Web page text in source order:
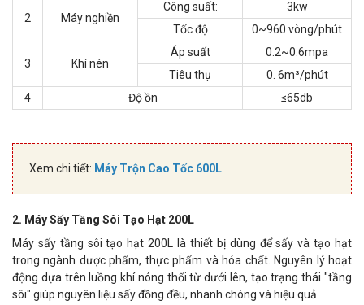
2 Máy nghiền
Công suất:
3kw
Tốc độ
0~960 vòng/phút
3 Khí nén
Áp suất
0.2~0.6mpa
Tiêu thụ
0. 6m³/phút
4
Độ ồn ≤65db
Xem chi tiết: Máy Trộn Cao Tốc 600L
2. Máy Sấy Tầng Sôi Tạo Hạt 200L
Máy sấy tầng sôi tạo hạt 200L là thiết bị dùng để sấy và tạo hạt
trong ngành dược phẩm, thực phẩm và hóa chất. Nguyên lý hoạt
động dựa trên luồng khí nóng thổi từ dưới lên, tạo trạng thái "tầng
sôi" giúp nguyên liệu sấy đồng đều, nhanh chóng và hiệu quả.